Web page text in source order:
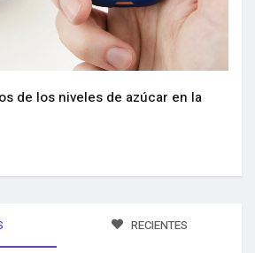
de los niveles de azúcar en la
RECIENTES